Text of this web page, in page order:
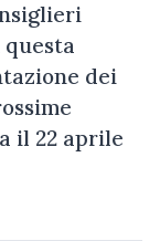
questa
dei
il 22 aprile